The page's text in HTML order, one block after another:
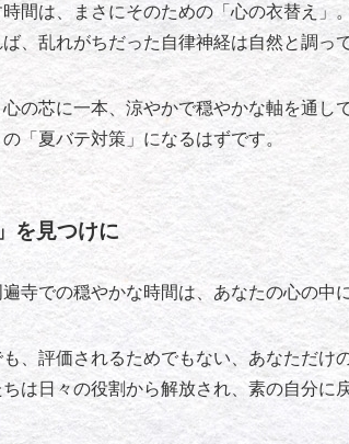
間は、まさにそのための「心の衣替え」
、乱れがちだった自律神経は自然と調っ
の芯に一本、涼やかで穏やかな軸を通し
「夏バテ対策」になるはずです。
を見つけに
寺での穏やかな時間は、あなたの心の中
、評価されるためでもない、あなただけ
は日々の役割から解放され、素の自分に